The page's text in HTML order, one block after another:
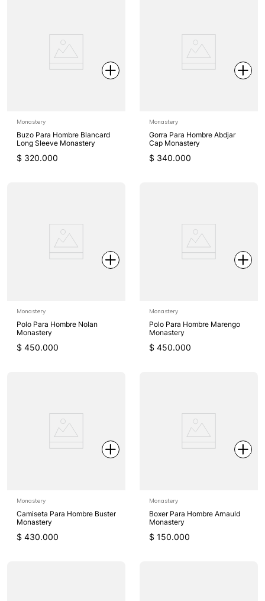
Monastery
Buzo Para Hombre Blancard
Long Sleeve Monastery
$ 320.000
Monastery
Gorra Para Hombre Abdjar
Cap Monastery
$ 340.000
Monastery
Polo Para Hombre Nolan
Monastery
$ 450.000
Monastery
Polo Para Hombre Marengo
Monastery
$ 450.000
Monastery
Camiseta Para Hombre Buster
Monastery
$ 430.000
Monastery
Boxer Para Hombre Arnauld
Monastery
$ 150.000